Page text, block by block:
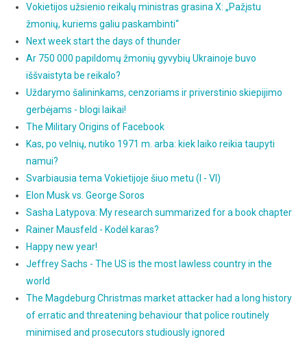
Vokietijos užsienio reikalų ministras grasina X: „Pažįstu
žmonių, kuriems galiu paskambinti“
Next week start the days of thunder
Ar 750 000 papildomų žmonių gyvybių Ukrainoje buvo
iššvaistyta be reikalo?
Uždarymo šalininkams, cenzoriams ir priverstinio skiepijimo
gerbėjams - blogi laikai!
The Military Origins of Facebook
Kas, po velnių, nutiko 1971 m. arba: kiek laiko reikia taupyti
namui?
Svarbiausia tema Vokietijoje šiuo metu (I - VI)
Elon Musk vs. George Soros
Sasha Latypova: My research summarized for a book chapter
Rainer Mausfeld - Kodėl karas?
Happy new year!
Jeffrey Sachs - The US is the most lawless country in the
world
The Magdeburg Christmas market attacker had a long history
of erratic and threatening behaviour that police routinely
minimised and prosecutors studiously ignored